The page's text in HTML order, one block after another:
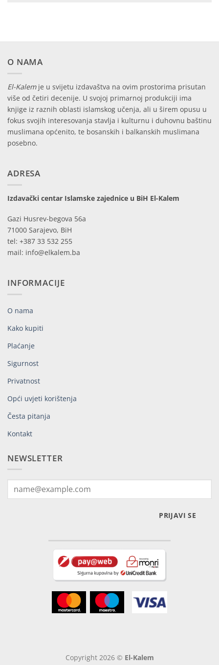
O NAMA
El-Kalemje u svijetu izdavaštva na ovim prostorima prisutan
više od četiri decenije. U svojoj primarnoj produkciji ima
knjige iz raznih oblasti islamskog učenja, ali u širem opusu u
fokus svojih interesovanja stavlja i kulturnu i duhovnu baštinu
muslimana općenito, te bosanskih i balkanskih muslimana
posebno.
ADRESA
Izdavački centar Islamske zajednice u BiH El-Kalem
Gazi Husrev-begova 56a
71000 Sarajevo, BiH
tel: +387 33 532 255
mail: info@elkalem.ba
INFORMACIJE
O nama
Kako kupiti
Plaćanje
Sigurnost
Privatnost
Opći uvjeti korištenja
Česta pitanja
Kontakt
NEWSLETTER
PRIJAVI SE
Copyright 2026 © El-Kalem